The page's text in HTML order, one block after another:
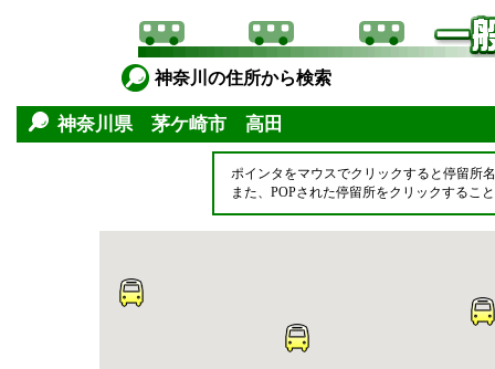
神奈川の住所から検索
神奈川県 茅ケ崎市 高田
ポインタをマウスでクリックすると停留所
また、POPされた停留所をクリックするこ